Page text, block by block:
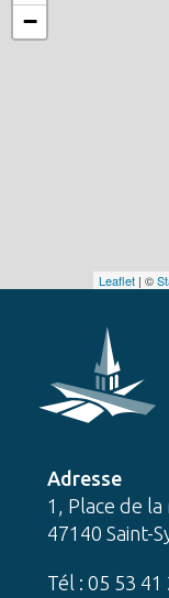
Adresse
1, Place de la
47140 Saint-
Tél : 05 53 41
−
Leaflet | ©